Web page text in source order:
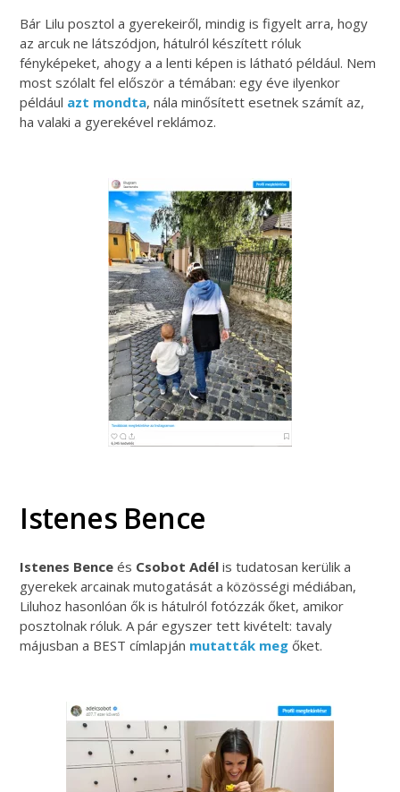
Bár Lilu posztol a gyerekeiről, mindig is figyelt arra, hogy
az arcuk ne látszódjon, hátulról készített róluk
fényképeket, ahogy a a lenti képen is látható például. Nem
most szólalt fel először a témában: egy éve ilyenkor
például azt mondta, nála minősített esetnek számít az,
ha valaki a gyerekével reklámoz.
Istenes Bence
Istenes Bence és Csobot Adél is tudatosan kerülik a
gyerekek arcainak mutogatását a közösségi médiában,
Liluhoz hasonlóan ők is hátulról fotózzák őket, amikor
posztolnak róluk. A pár egyszer tett kivételt: tavaly
májusban a BEST címlapján mutatták meg őket.